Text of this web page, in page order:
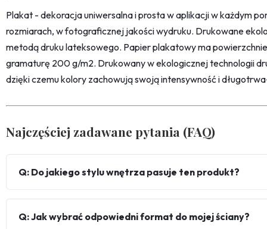
Plakat - dekoracja uniwersalna i prosta w aplikacji w każdym
rozmiarach, w fotograficznej jakości wydruku. Drukowane
metodą druku lateksowego. Papier plakatowy ma
gramaturę 200 g/m2. Drukowany w ekologicznej technologii
dzięki czemu kolory zachowują swoją intensywność i
Najczęściej zadawane pytania (FAQ)
Q: Do jakiego stylu wnętrza pasuje ten produkt?
Q: Jak wybrać odpowiedni format do mojej ściany?